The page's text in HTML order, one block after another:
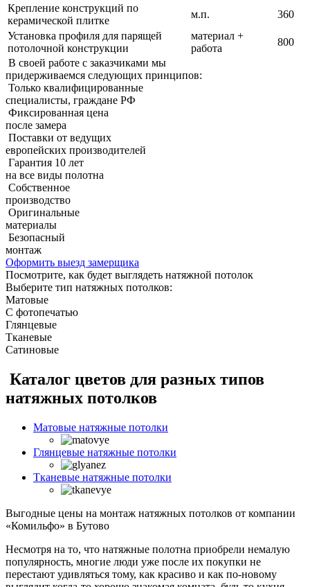
Крепление конструкций по
керамической плитке
м.п.
360
Установка профиля для парящей
потолочной конструкции
материал +
работа
800
В своей работе с заказчиками мы
придерживаемcя следующих принципов:
Только квалифицированные
специалисты, граждане РФ
Фиксированная цена
после замера
Поставки от ведущих
европейских производителей
Гарантия 10 лет
на все виды полотна
Собственное
производство
Оригинальные
материалы
Безопасный
монтаж
Оформить выезд замерщика
Посмотрите, как будет выглядеть натяжной потолок
Выберите тип натяжных потолков:
Матовые
С фотопечатью
Глянцевые
Тканевые
Сатиновые
Каталог цветов для разных типов
натяжных потолков
Матовые натяжные потолки
Глянцевые натяжные потолки
Тканевые натяжные потолки
Выгодные цены на монтаж натяжных потолков от компании
«Комильфо» в Бутово
Несмотря на то, что натяжные полотна приобрели немалую
популярность, многие люди уже после их покупки не
перестают удивляться тому, как красиво и как по-новому